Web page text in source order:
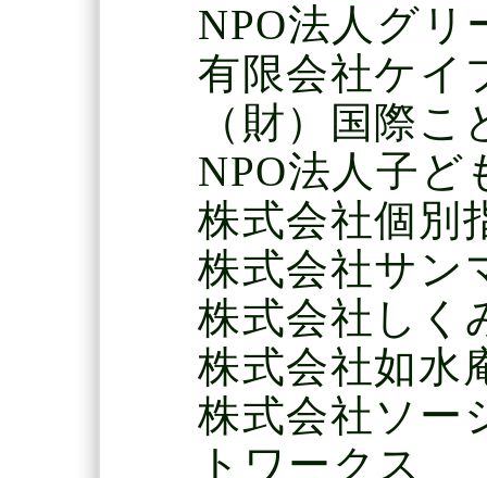
NPO法人グリ
有限会社ケイ
（財）国際
NPO法人子
株式会社個別
株式会社サン
株式会社しく
株式会社如水
株式会社ソー
トワークス